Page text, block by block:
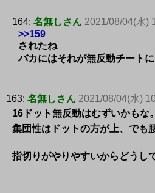
164: 名無しさん 2021/08/04(水)
>>159
されたね
バカにはそれが無反動チート
163: 名無しさん 2021/08/04(水)
16ドット無反動はむずいかもな
集団性はドットの方が上、でも
指切りがやりやすいからどうし